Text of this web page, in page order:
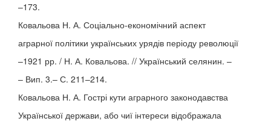
–173.
Ковальова Н. А. Соціально-економічний аспект
аграрної політики українських урядів періоду революції
–1921 рр. / Н. А. Ковальова. // Український селянин. –
– Вип. 3.– С. 211–214.
Ковальова Н. А. Гострі кути аграрного законодавства
Української держави, або чиї інтереси відображала